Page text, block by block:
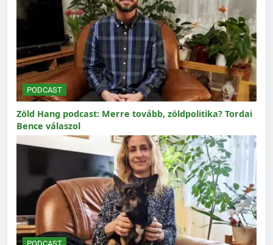
PODCAST
Zöld Hang podcast: Merre tovább, zöldpolitika? Tordai
Bence válaszol